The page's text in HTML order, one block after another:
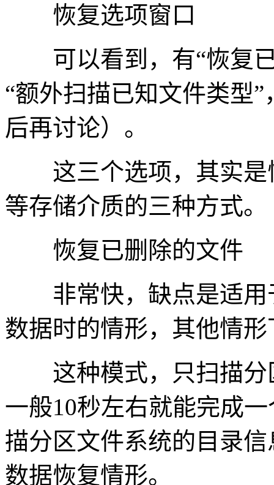
恢复选项窗口
可以看到，有“恢复已
“额外扫描已知文件类型
后再讨论）。
这三个选项，其实是
等存储介质的三种方式。
恢复已删除的文件
非常快，缺点是适用
数据时的情形，其他情
这种模式，只扫描分
一般10秒左右就能完成
描分区文件系统的目录
数据恢复情形。